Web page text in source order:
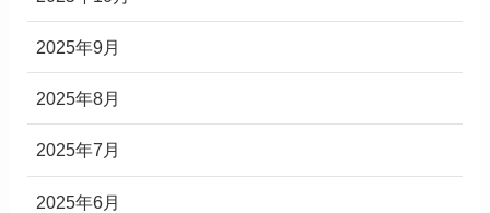
2025年9月
2025年8月
2025年7月
2025年6月